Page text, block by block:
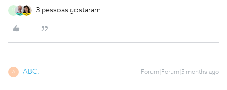
M 3 pessoas gostaram
A ABC. Forum|Forum|5 months ago